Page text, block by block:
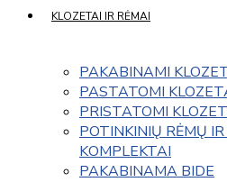
KLOZETAI IR RĖMAI
PAKABINAMI
PASTATOMI
PRISTATOMI
POTINKINIŲ RĖMŲ
KOMPLEKTAI
PAKABINAMA BIDE